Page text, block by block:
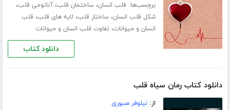
برچسب‌ها: قلب انسان، ساختمان قلب،آناتومی قلب،
شکل قلب انسان، ساختار قلب، لایه های قلب، قلب
انسان و حیوانات، تفاوت قلب انسان و حیوانات
دانلود کتاب
دانلود کتاب رمان سیاه قلب
از:نیلوفر صبوری